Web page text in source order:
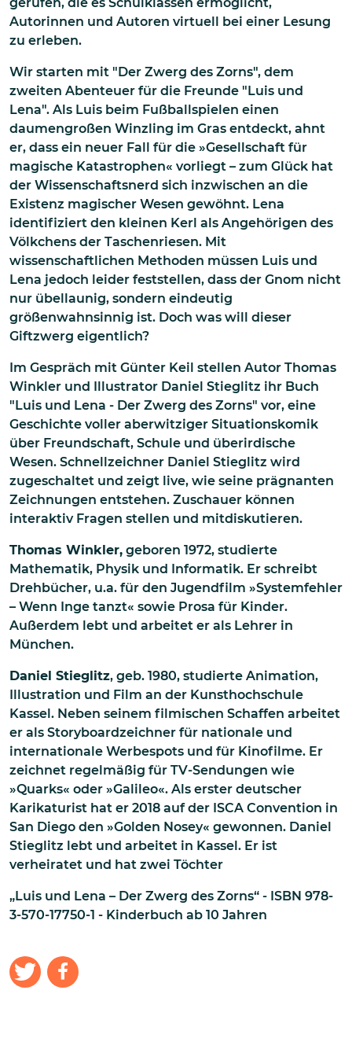
Autorinnen und Autoren virtuell bei einer Lesung
zu erleben.
Wir starten mit "Der Zwerg des Zorns", dem
zweiten Abenteuer für die Freunde "Luis und
Lena". Als Luis beim Fußballspielen einen
daumengroßen Winzling im Gras entdeckt, ahnt
er, dass ein neuer Fall für die »Gesellschaft für
magische Katastrophen« vorliegt – zum Glück hat
der Wissenschaftsnerd sich inzwischen an die
Existenz magischer Wesen gewöhnt. Lena
identifiziert den kleinen Kerl als Angehörigen des
Völkchens der Taschenriesen. Mit
wissenschaftlichen Methoden müssen Luis und
Lena jedoch leider feststellen, dass der Gnom nicht
nur übellaunig, sondern eindeutig
größenwahnsinnig ist. Doch was will dieser
Giftzwerg eigentlich?
Im Gespräch mit Günter Keil stellen Autor Thomas
Winkler und Illustrator Daniel Stieglitz ihr Buch
"Luis und Lena - Der Zwerg des Zorns" vor, eine
Geschichte voller aberwitziger Situationskomik
über Freundschaft, Schule und überirdische
Wesen. Schnellzeichner Daniel Stieglitz wird
zugeschaltet und zeigt live, wie seine prägnanten
Zeichnungen entstehen. Zuschauer können
interaktiv Fragen stellen und mitdiskutieren.
Thomas Winkler, geboren 1972, studierte
Mathematik, Physik und Informatik. Er schreibt
Drehbücher, u.a. für den Jugendfilm »Systemfehler
– Wenn Inge tanzt« sowie Prosa für Kinder.
Außerdem lebt und arbeitet er als Lehrer in
München.
Daniel Stieglitz, geb. 1980, studierte Animation,
Illustration und Film an der Kunsthochschule
Kassel. Neben seinem filmischen Schaffen arbeitet
er als Storyboardzeichner für nationale und
internationale Werbespots und für Kinofilme. Er
zeichnet regelmäßig für TV-Sendungen wie
»Quarks« oder »Galileo«. Als erster deutscher
Karikaturist hat er 2018 auf der ISCA Convention in
San Diego den »Golden Nosey« gewonnen. Daniel
Stieglitz lebt und arbeitet in Kassel. Er ist
verheiratet und hat zwei Töchter
„Luis und Lena – Der Zwerg des Zorns“ - ISBN 978-
3-570-17750-1 - Kinderbuch ab 10 Jahren